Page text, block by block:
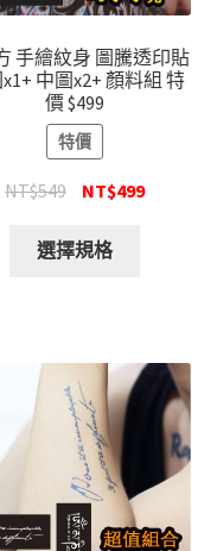
手繪紋身 圖騰透印貼
中圖x2+ 顏料組 特
價 $499
特價
NT$549 NT$499
選擇規格